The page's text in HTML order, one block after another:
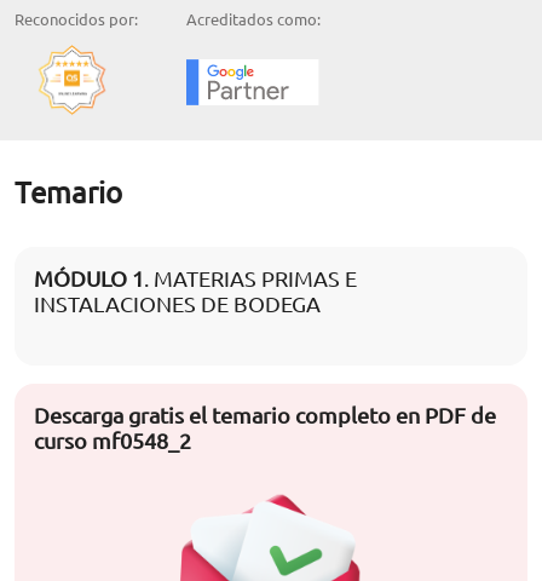
Reconocidos por: Acreditados como:
Temario
MÓDULO 1. MATERIAS PRIMAS E
INSTALACIONES DE BODEGA
Descarga gratis el temario completo en PDF de
curso mf0548_2